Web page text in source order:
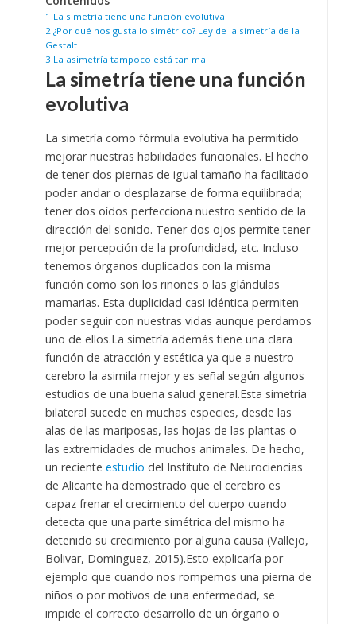
1 La simetría tiene una función evolutiva
2 ¿Por qué nos gusta lo simétrico? Ley de la simetría de la
Gestalt
3 La asimetría tampoco está tan mal
La simetría tiene una función
evolutiva
La simetría como fórmula evolutiva ha permitido
mejorar nuestras habilidades funcionales. El hecho
de tener dos piernas de igual tamaño ha facilitado
poder andar o desplazarse de forma equilibrada;
tener dos oídos perfecciona nuestro sentido de la
dirección del sonido. Tener dos ojos permite tener
mejor percepción de la profundidad, etc. Incluso
tenemos órganos duplicados con la misma
función como son los riñones o las glándulas
mamarias. Esta duplicidad casi idéntica permiten
poder seguir con nuestras vidas aunque perdamos
uno de ellos.La simetría además tiene una clara
función de atracción y estética ya que a nuestro
cerebro la asimila mejor y es señal según algunos
estudios de una buena salud general.Esta simetría
bilateral sucede en muchas especies, desde las
alas de las mariposas, las hojas de las plantas o
las extremidades de muchos animales. De hecho,
un reciente estudio del Instituto de Neurociencias
de Alicante ha demostrado que el cerebro es
capaz frenar el crecimiento del cuerpo cuando
detecta que una parte simétrica del mismo ha
detenido su crecimiento por alguna causa (Vallejo,
Bolivar, Dominguez, 2015).Esto explicaría por
ejemplo que cuando nos rompemos una pierna de
niños o por motivos de una enfermedad, se
impide el correcto desarrollo de un órgano o